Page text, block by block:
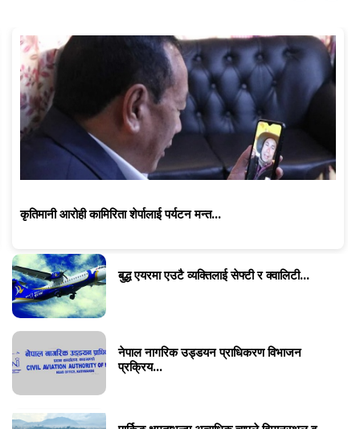
कृतिमानी आरोही कामिरिता शेर्पालाई पर्यटन मन्त...
बुद्ध एयरमा एउटै व्यक्तिलाई सेफ्टी र क्वालिटी...
नेपाल नागरिक उड्डयन प्राधिकरण विभाजन
प्रक्रिय...